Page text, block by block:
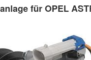
für OPEL